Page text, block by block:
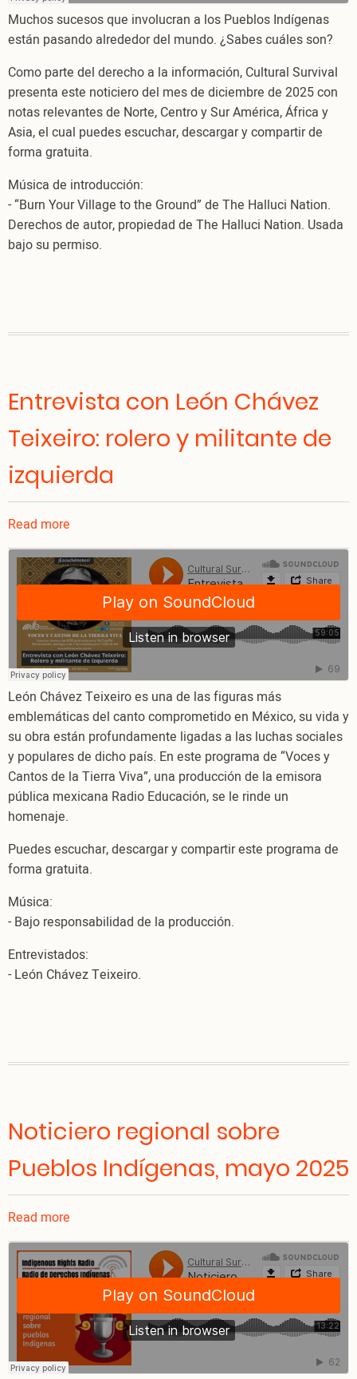
Muchos sucesos que involucran a los Pueblos Indígenas
están pasando alrededor del mundo. ¿Sabes cuáles son?
Como parte del derecho a la información, Cultural Survival
presenta este noticiero del mes de diciembre de 2025 con
notas relevantes de Norte, Centro y Sur América, África y
Asia, el cual puedes escuchar, descargar y compartir de
forma gratuita.
Música de introducción:
- “Burn Your Village to the Ground” de The Halluci Nation.
Derechos de autor, propiedad de The Halluci Nation. Usada
bajo su permiso.
Entrevista con León Chávez
Teixeiro: rolero y militante de
izquierda
Read more
Entrevista
con
León
Chávez
Teixeiro:
rolero
y
militante
de
izquierda
León Chávez Teixeiro es una de las figuras más
emblemáticas del canto comprometido en México, su vida y
su obra están profundamente ligadas a las luchas sociales
y populares de dicho país. En este programa de “Voces y
Cantos de la Tierra Viva”, una producción de la emisora
pública mexicana Radio Educación, se le rinde un
homenaje.
Puedes escuchar, descargar y compartir este programa de
forma gratuita.
Música:
- Bajo responsabilidad de la producción.
Entrevistados:
- León Chávez Teixeiro.
Noticiero regional sobre
Pueblos Indígenas, mayo 2025
Read more
Noticiero
regional
sobre
Pueblos
Indígenas,
mayo
2025